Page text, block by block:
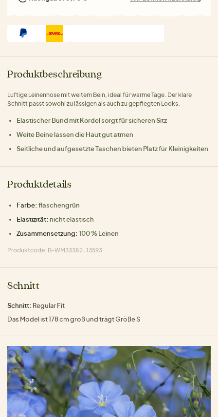
Produktbeschreibung
Luftige Leinenhose mit weitem Bein, ideal für warme Tage. Der klare
Schnitt passt sowohl zu lässigen als auch zu gepflegten Looks.
Elastischer Bund mit Kordel sorgt für sicheren Sitz
Weite Beine lassen die Haut gut atmen
Seitliche und aufgesetzte Taschen bieten Platz für Kleinigkeiten
Produktdetails
Farbe: flaschengrün
Elastizität: nicht elastisch
Zusammensetzung: 100 % Leinen
Produktcode: B-WM33382-13593
Schnitt
Schnitt: Regular Fit
Das Model ist 178 cm groß und trägt Größe S